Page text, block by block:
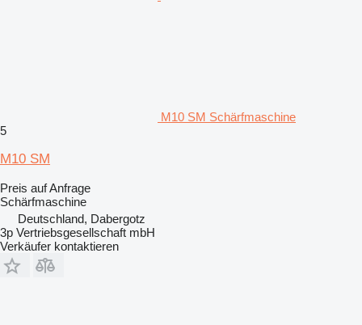
M10 SM Schärfmaschine
5
M10 SM
Preis auf Anfrage
Schärfmaschine
Deutschland, Dabergotz
3p Vertriebsgesellschaft mbH
Verkäufer kontaktieren